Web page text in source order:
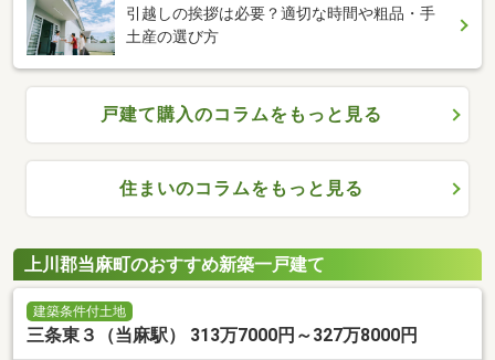
引越しの挨拶は必要？適切な時間や粗品・手
土産の選び方
戸建て購入のコラムをもっと見る
住まいのコラムをもっと見る
上川郡当麻町のおすすめ新築一戸建て
建築条件付土地
三条東３（当麻駅） 313万7000円～327万8000円